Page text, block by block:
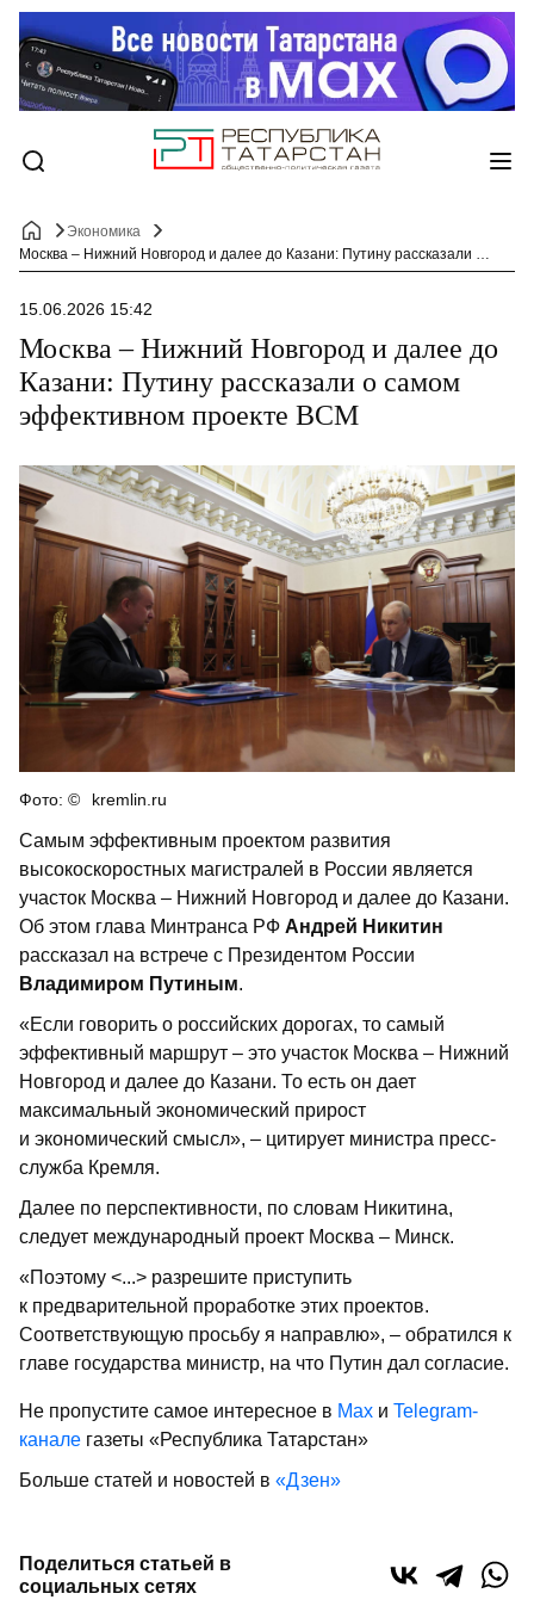
Экономика
Москва – Нижний Новгород и далее до Казани: Путину рассказали о самом эффективном проекте ВСМ
15.06.2026 15:42
Москва – Нижний Новгород и далее до
Казани: Путину рассказали о самом
эффективном проекте ВСМ
kremlin.ru
Самым эффективным проектом развития
высокоскоростных магистралей в России является
участок Москва – Нижний Новгород и далее до Казани.
Об этом глава Минтранса РФ Андрей Никитин
рассказал на встрече с Президентом России
Владимиром Путиным.
«Если говорить о российских дорогах, то самый
эффективный маршрут – это участок Москва – Нижний
Новгород и далее до Казани. То есть он дает
максимальный экономический прирост
и экономический смысл», – цитирует министра пресс-
служба Кремля.
Далее по перспективности, по словам Никитина,
следует международный проект Москва – Минск.
«Поэтому <...> разрешите приступить
к предварительной проработке этих проектов.
Соответствующую просьбу я направлю», – обратился к
главе государства министр, на что Путин дал согласие.
Не пропустите самое интересное в Max и Telegram-
канале газеты «Республика Татарстан»
Больше статей и новостей в «Дзен»
Поделиться статьей в
социальных сетях